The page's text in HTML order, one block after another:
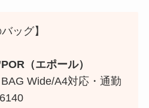
ッグ】
（エポール）
Wide/A4対応・通勤